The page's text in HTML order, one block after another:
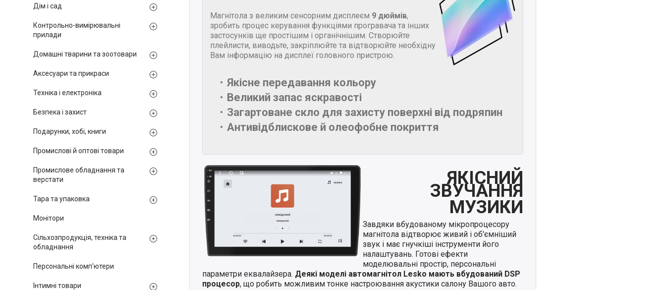
Магнітола з великим сенсорним дисплеєм 9 дюймів,
зробить процес керування функціями програвача та інших
застосунків ще простішим і органічнішим. Створюйте
плейлисти, виводьте, закріплюйте та відтворюйте необхідну
Вам інформацію на дисплеї головного пристрою.
Якісне передавання кольору
Великий запас яскравості
Загартоване скло для захисту поверхні від подряпин
Антивідблискове й олеофобне покриття
ЯКІСНИЙ
ЗВУЧАННЯ
МУЗИКИ
Завдяки вбудованому мікропроцесору
магнітола відтворює живий і об'ємніший
звук і має гнучкіші інструменти його
налаштувань. Готові ефекти
моделювальні простір, персональні
параметри еквалайзера. Деякі моделі автомагнітол Lesko мають вбудований DSP
процесор, що робить можливим тонке настроювання акустики салону Вашого авто.
Дім і сад
Контрольно-вимірювальні
прилади
Домашні тварини та зоотовари
Аксесуари та прикраси
Техніка і електроніка
Безпека і захист
Подарунки, хобі, книги
Промислові й оптові товари
Промислове обладнання та
верстати
Тара та упаковка
Монітори
Сільхозпродукція, техніка та
обладнання
Персональні комп'ютери
Інтимні товари